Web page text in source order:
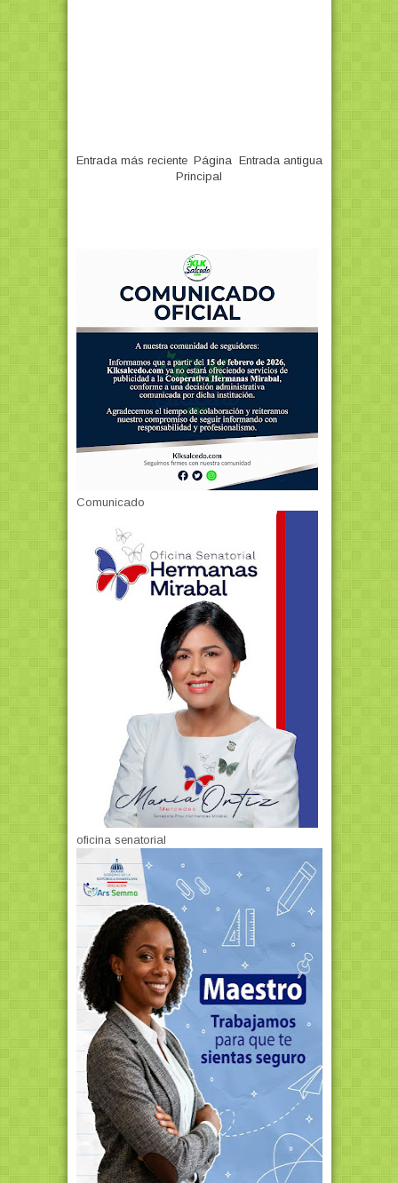
Entrada más reciente Entrada antigua
Página
Principal
Comunicado
oficina senatorial